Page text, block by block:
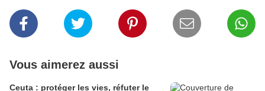
Vous aimerez aussi
Ceuta : protéger les vies, réfuter le